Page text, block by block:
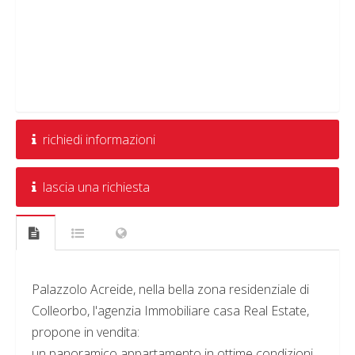
richiedi informazioni
lascia una richiesta
Palazzolo Acreide, nella bella zona residenziale di
Colleorbo, l'agenzia Immobiliare casa Real Estate,
propone in vendita: